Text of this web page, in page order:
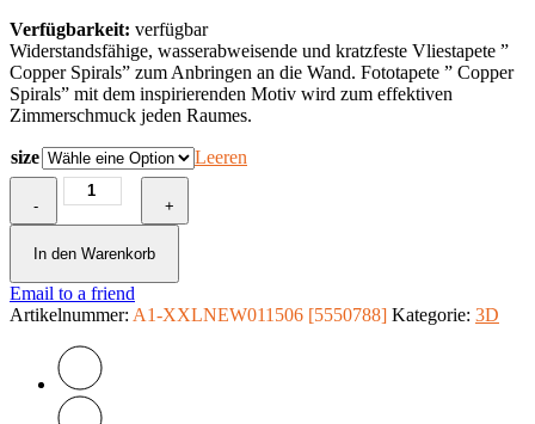
Verfügbarkeit: verfügbar
Widerstandsfähige, wasserabweisende und kratzfeste Vliestapete ”
Copper Spirals” zum Anbringen an die Wand. Fototapete ” Copper
Spirals” mit dem inspirierenden Motiv wird zum effektiven
Zimmerschmuck jeden Raumes.
size Leeren
-
Fototapete
-
Copper
Spirals
+
In den Warenkorb
Email to a friend
Artikelnummer: A1-XXLNEW011506 [5550788] Kategorie: 3D